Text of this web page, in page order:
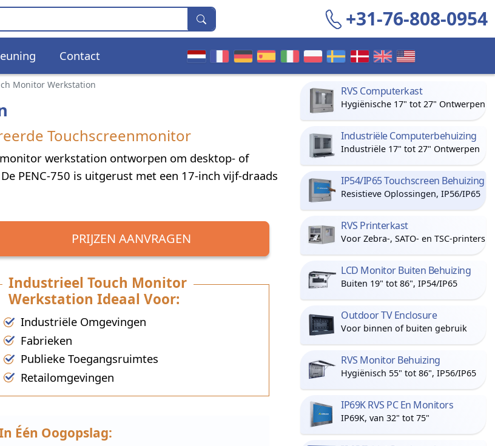
+31-76-808-0954
Contact
Monitor Werkstation
Touchscreenmonitor
werkstation ontworpen om desktop- of
PENC-750 is uitgerust met een 17-inch vijf-draads
PRIJZEN AANVRAGEN
Industrieel Touch Monitor
Werkstation Ideaal Voor:
Industriële Omgevingen
Fabrieken
Publieke Toegangsruimtes
Retailomgevingen
Één Oogopslag:
RVS Computerkast
Hygiënische 17" tot 27" Ontwerpen
Industriële Computerbehuizing
Industriële 17" tot 27" Ontwerpen
IP54/IP65 Touchscreen Behuizing
Resistieve Oplossingen, IP56/IP65
RVS Printerkast
Voor Zebra-, SATO- en TSC-printers
LCD Monitor Buiten Behuizing
Buiten 19" tot 86", IP54/IP65
Outdoor TV Enclosure
Voor binnen of buiten gebruik
RVS Monitor Behuizing
Hygiënisch 55" tot 86", IP56/IP65
IP69K RVS PC En Monitors
IP69K, van 32" tot 75"